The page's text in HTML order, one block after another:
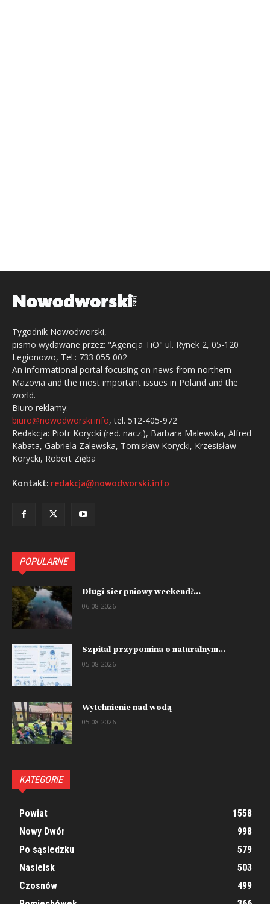
Tygodnik Nowodworski,
pismo wydawane przez: "Agencja TiO" ul. Rynek 2, 05-120
Legionowo, Tel.: 733 055 002
An informational portal focusing on news from northern
Mazovia and the most important issues in Poland and the
world.
Biuro reklamy:
biuro@nowodworski.info, tel. 512-405-972
Redakcja: Piotr Korycki (red. nacz.), Barbara Malewska, Alfred
Kabata, Gabriela Zalewska, Tomisław Korycki, Krzesisław
Korycki, Robert Zięba
Kontakt: redakcja@nowodworski.info
POPULARNE
Długi sierpniowy weekend?...
06-08-2026
Szpital przypomina o naturalnym...
05-08-2026
Wytchnienie nad wodą
05-08-2026
KATEGORIE
Powiat
1558
Nowy Dwór
998
Po sąsiedzku
579
Nasielsk
503
Czosnów
499